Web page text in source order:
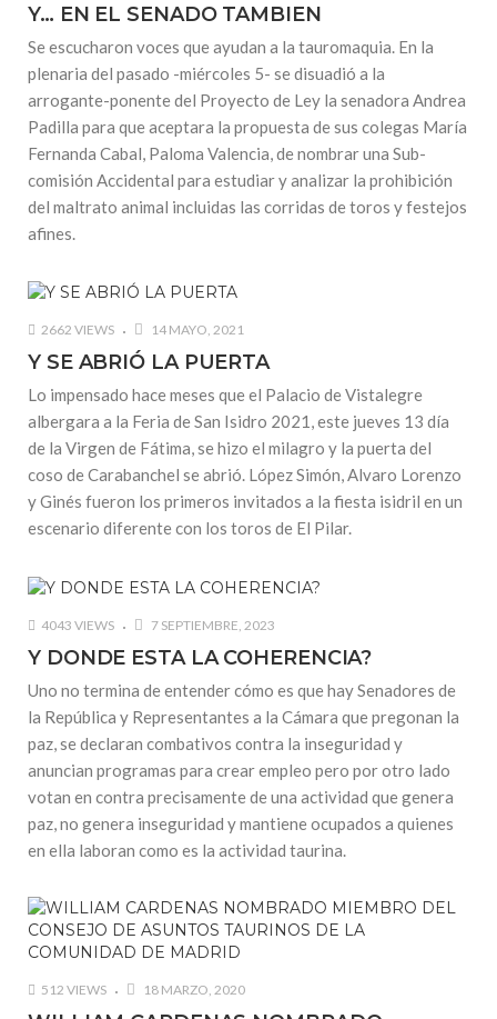
Y… EN EL SENADO TAMBIEN
Se escucharon voces que ayudan a la tauromaquia. En la
plenaria del pasado -miércoles 5- se disuadió a la
arrogante-ponente del Proyecto de Ley la senadora Andrea
Padilla para que aceptara la propuesta de sus colegas María
Fernanda Cabal, Paloma Valencia, de nombrar una Sub-
comisión Accidental para estudiar y analizar la prohibición
del maltrato animal incluidas las corridas de toros y festejos
afines.
2662 VIEWS 14 MAYO, 2021
Y SE ABRIÓ LA PUERTA
Lo impensado hace meses que el Palacio de Vistalegre
albergara a la Feria de San Isidro 2021, este jueves 13 día
de la Virgen de Fátima, se hizo el milagro y la puerta del
coso de Carabanchel se abrió. López Simón, Alvaro Lorenzo
y Ginés fueron los primeros invitados a la fiesta isidril en un
escenario diferente con los toros de El Pilar.
4043 VIEWS 7 SEPTIEMBRE, 2023
Y DONDE ESTA LA COHERENCIA?
Uno no termina de entender cómo es que hay Senadores de
la República y Representantes a la Cámara que pregonan la
paz, se declaran combativos contra la inseguridad y
anuncian programas para crear empleo pero por otro lado
votan en contra precisamente de una actividad que genera
paz, no genera inseguridad y mantiene ocupados a quienes
en ella laboran como es la actividad taurina.
512 VIEWS 18 MARZO, 2020